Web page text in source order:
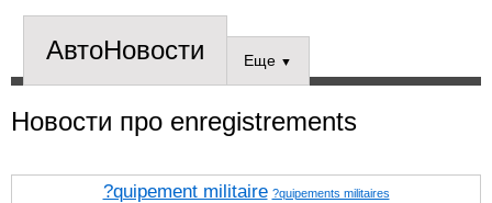
АвтоНовости Еще ▼
Новости про enregistrements
?quipement militaire ?quipements militaires